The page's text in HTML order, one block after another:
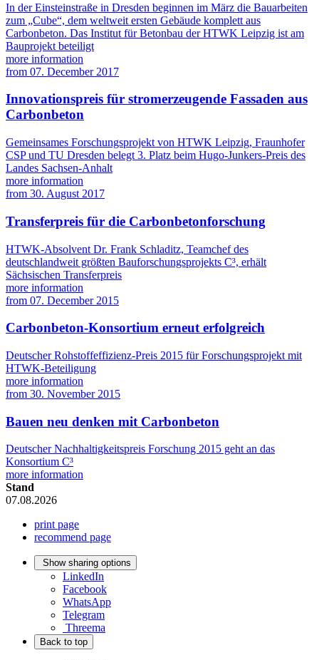
In der Einsteinstraße in Dresden beginnen im März die Bauarbeiten
zum „Cube“, dem weltweit ersten Gebäude komplett aus
Carbonbeton. Das Institut für Betonbau der HTWK Leipzig ist am
Bauprojekt beteiligt
more information
from 07. December 2017
Innovationspreis für stromerzeugende Fassaden aus
Carbonbeton
Gemeinsames Forschungsprojekt von HTWK Leipzig, Fraunhofer
CSP und TU Dresden belegt 3. Platz beim Hugo-Junkers-Preis des
Landes Sachsen-Anhalt
more information
from 30. August 2017
Transferpreis für die Carbonbetonforschung
HTWK-Absolvent Dr. Frank Schladitz, Teamchef des
deutschlandweit größten Bauforschungsprojekts C³, erhält
Sächsischen Transferpreis
more information
from 07. December 2015
Carbonbeton-Konsortium erneut erfolgreich
Deutscher Rohstoffeffizienz-Preis 2015 für Forschungsprojekt mit
HTWK-Beteiligung
more information
from 30. November 2015
Bauen neu denken mit Carbonbeton
Deutscher Nachhaltigkeitspreis Forschung 2015 geht an das
Konsortium C³
more information
Stand
07.08.2026
print page
recommend page
Show sharing options
LinkedIn
Facebook
WhatsApp
Telegram
Threema
Back to top